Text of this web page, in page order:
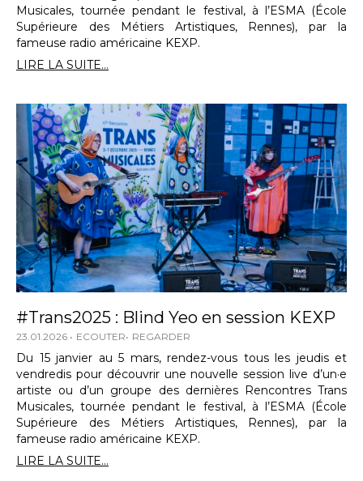
Musicales, tournée pendant le festival, à l’ESMA (École
Supérieure des Métiers Artistiques, Rennes), par la
fameuse radio américaine KEXP.
LIRE LA SUITE...
#Trans2025 : Blind Yeo en session KEXP
23.01.2026 ECOUTER REGARDER
Du 15 janvier au 5 mars, rendez-vous tous les jeudis et
vendredis pour découvrir une nouvelle session live d’un·e
artiste ou d’un groupe des dernières Rencontres Trans
Musicales, tournée pendant le festival, à l’ESMA (École
Supérieure des Métiers Artistiques, Rennes), par la
fameuse radio américaine KEXP.
LIRE LA SUITE...